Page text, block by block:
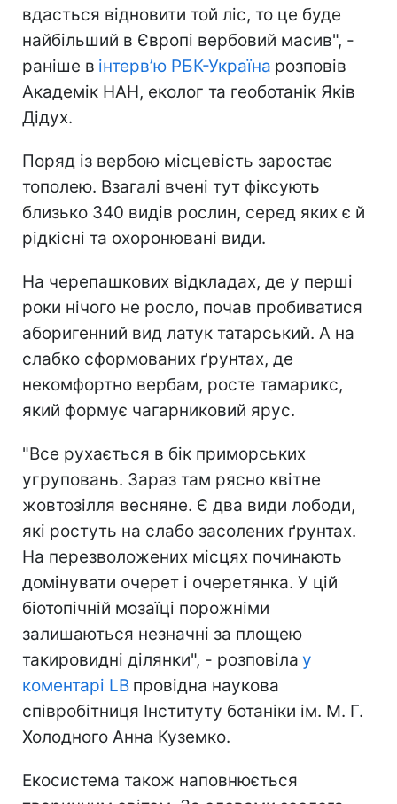
вдасться відновити той ліс, то це буде
найбільший в Європі вербовий масив", -
раніше в інтерв’ю РБК-Україна розповів
Академік НАН, еколог та геоботанік Яків
Дідух.
Поряд із вербою місцевість заростає
тополею. Взагалі вчені тут фіксують
близько 340 видів рослин, серед яких є й
рідкісні та охоронювані види.
На черепашкових відкладах, де у перші
роки нічого не росло, почав пробиватися
аборигенний вид латук татарський. А на
слабко сформованих ґрунтах, де
некомфортно вербам, росте тамарикс,
який формує чагарниковий ярус.
"Все рухається в бік приморських
угруповань. Зараз там рясно квітне
жовтозілля весняне. Є два види лободи,
які ростуть на слабо засолених ґрунтах.
На перезволожених місцях починають
домінувати очерет і очеретянка. У цій
біотопічній мозаїці порожніми
залишаються незначні за площею
такировидні ділянки", - розповіла у
коментарі LB провідна наукова
співробітниця Інституту ботаніки ім. М. Г.
Холодного Анна Куземко.
Екосистема також наповнюється